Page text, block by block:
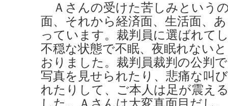
Ａさんの受けた苦しみという
面、それから経済面、生活面、
っています。裁判員に選ばれて
不穏な状態で不眠、夜眠れない
おりました。裁判員裁判の公判
写真を見せられたり、悲痛な叫
れたりして、ご本人は足が震え
した。Ａさんは大変真面目だし